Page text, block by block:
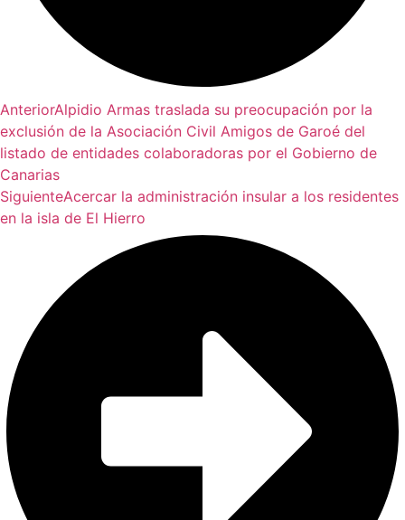
AnteriorAlpidio Armas traslada su preocupación por la
exclusión de la Asociación Civil Amigos de Garoé del
listado de entidades colaboradoras por el Gobierno de
Canarias
SiguienteAcercar la administración insular a los residentes
en la isla de El Hierro